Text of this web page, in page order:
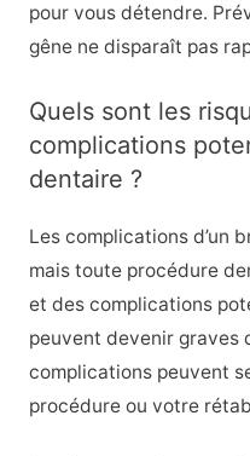
pour vous détendre.
gêne ne disparaît pas
Quels sont les
complications
dentaire ?
Les complications d’un
mais toute procédure
et des complications
peuvent devenir graves
complications peuvent
procédure ou votre